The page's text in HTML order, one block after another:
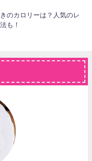
のカロリーは？人気のレ
も！